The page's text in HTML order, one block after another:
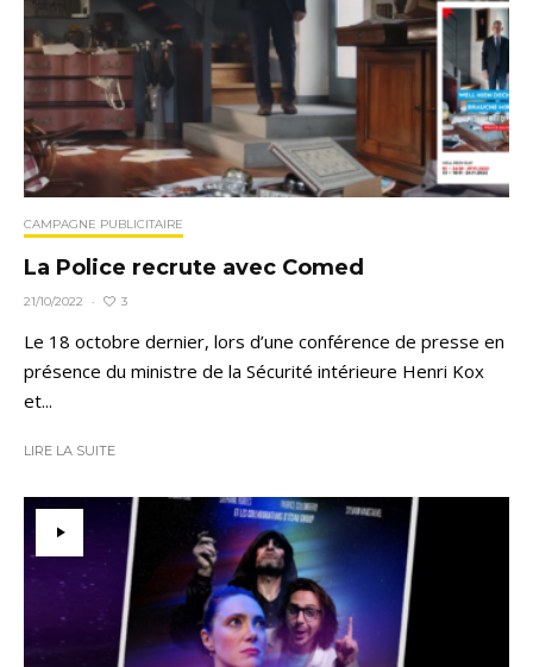
CAMPAGNE PUBLICITAIRE
La Police recrute avec Comed
21/10/2022 · 3
Le 18 octobre dernier, lors d’une conférence de presse en
présence du ministre de la Sécurité intérieure Henri Kox
et...
LIRE LA SUITE